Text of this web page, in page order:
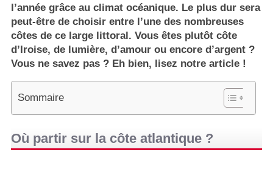
l’année grâce au climat océanique. Le plus dur sera
peut-être de choisir entre l’une des nombreuses
côtes de ce large littoral. Vous êtes plutôt côte
d’Iroise, de lumière, d’amour ou encore d’argent ?
Vous ne savez pas ? Eh bien, lisez notre article !
Sommaire
Où partir sur la côte atlantique ?